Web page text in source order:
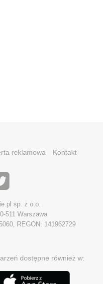
reklamowa Kontakt
sp. z o.o.
511 Warszawa
REGON: 141962729
dostępne również w: